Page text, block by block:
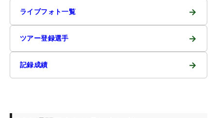
ライブフォト一覧 →
ツアー登録選手 →
記録成績 →